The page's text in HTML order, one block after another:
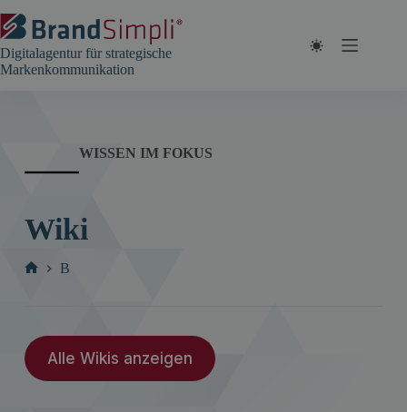
Inhalt
springen
Digitalagentur für strategische
Markenkommunikation
WISSEN IM FOKUS
Wiki
B
Alle Wikis anzeigen